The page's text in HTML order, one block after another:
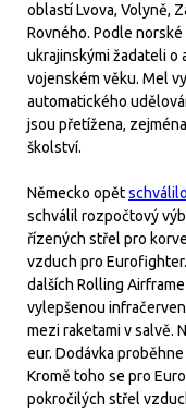
oblastí Lvova, Volyně,
Rovného. Podle
ukrajinskými žadateli o
vojenském věku. Mel
automatického
jsou přetížena,
školství.
Německo opětschválilo
schválil rozpočtový
řízených střel pro
vzduch pro
dalších Rolling
vylepšenou
mezi raketami v salvě.
eur. Dodávka
Kromě toho se pro
pokročilých střel